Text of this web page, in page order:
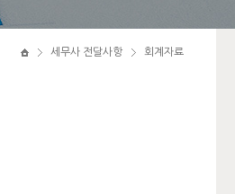
세무사 전달사항 회계자료